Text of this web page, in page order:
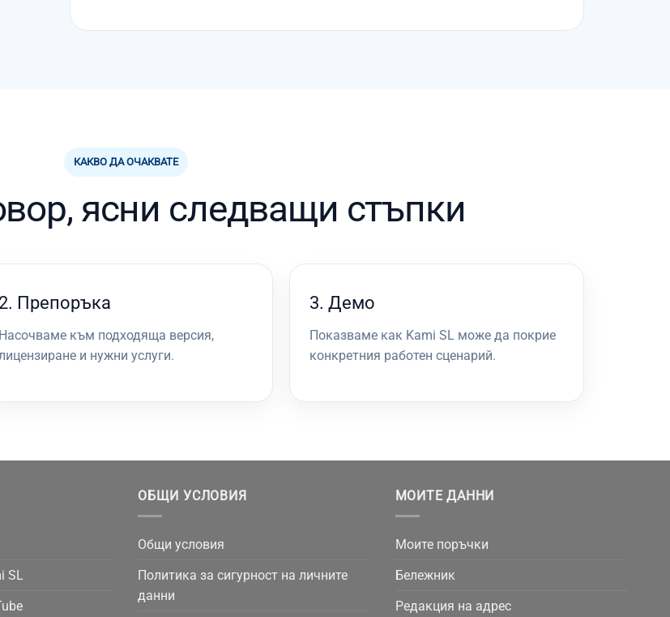
КАКВО ДА ОЧАКВАТЕ
ясни следващи стъпки
2. Препоръка
Насочваме към подходяща версия,
и нужни услуги.
3. Демо
Показваме как Kami SL може да покрие
конкретния работен сценарий.
SL
ОБЩИ УСЛОВИЯ
Общи условия
Политика за сигурност на личните
данни
МОИТЕ ДАННИ
Моите поръчки
Бележник
Редакция на адрес